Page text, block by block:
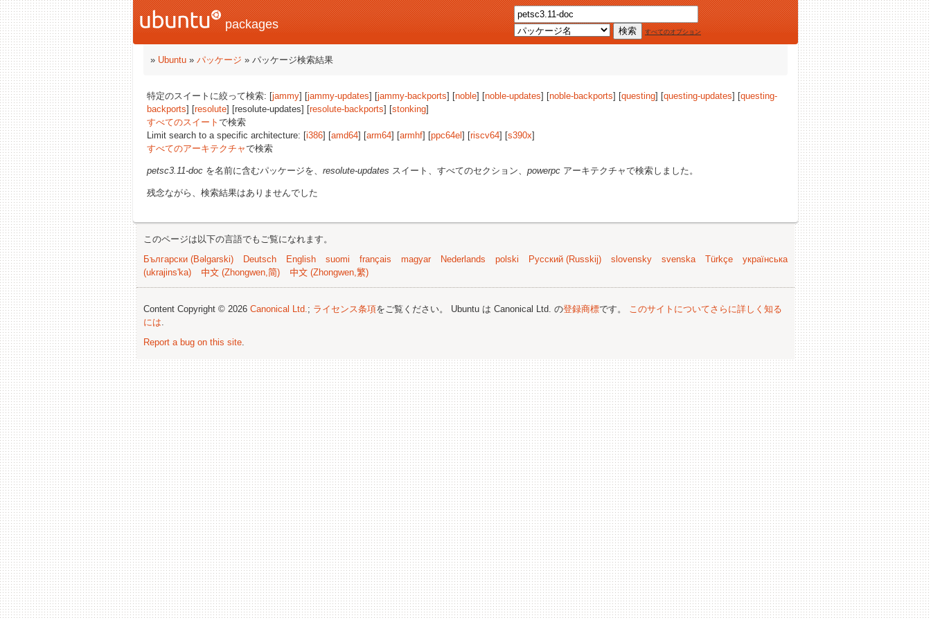
packages
すべてのオプション
» Ubuntu » パッケージ » パッケージ検索結果
特定のスイートに絞って検索: [jammy] [jammy-updates] [jammy-backports] [noble] [noble-updates] [noble-backports] [questing] [questing-updates] [questing-
backports] [resolute] [resolute-updates] [resolute-backports] [stonking]
すべてのスイート で検索
Limit search to a specific architecture: [i386] [amd64] [arm64] [armhf] [ppc64el ] [riscv64] [s390x]
すべてのアーキテクチャで検索
petsc3.11-doc を名前に含むパッケージを、 resolute-updates スイート、すべてのセクション、 powerpc アーキテクチャで検索しました。
残念ながら、検索結果はありませんでした
このページは以下の言語でもご覧になれます。
Български (Bəlgarski)
Deutsch English suomi français magyar Nederlands polski Русский (Russkij) slovensky svenska Türkçe
українська
(ukrajins'ka)
中文 (Zhongwen,简) 中文 (Zhongwen,繁)
Content Copyright © 2026 Canonical Ltd.; ライセンス条項をご覧ください。 Ubuntu は Canonical Ltd. の登録商標です。 このサイトについてさらに詳しく知る
には.
Report a bug on this site.